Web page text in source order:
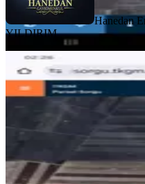
Hanedan
YILDIRIM
Bilge
Gaziantep,
4.515.000 ₺